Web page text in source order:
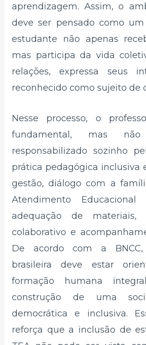
aprendizagem. Assim, o
deve ser pensado como
estudante não apenas
mas participa da vida
relações, expressa seus
reconhecido como sujeito de
Nesse processo, o
fundamental, mas
responsabilizado sozinho
prática pedagógica inclusiva
gestão, diálogo com a
Atendimento Educacional
adequação de materiais,
colaborativo e
De acordo com a
brasileira deve estar
formação humana
construção de uma
democrática e inclusiva.
reforça que a inclusão de